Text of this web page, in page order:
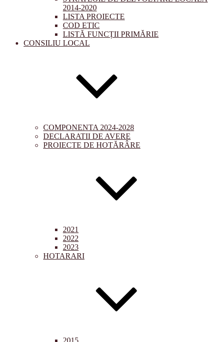
2014-2020
LISTA PROIECTE
COD ETIC
LISTĂ FUNCȚII PRIMĂRIE
CONSILIU LOCAL
COMPONENTA 2024-2028
DECLARATII DE AVERE
PROIECTE DE HOTĂRÂRE
2021
2022
2023
HOTARARI
2015